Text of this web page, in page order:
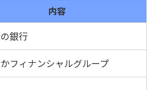
内容
銀行
フィナンシャルグループ